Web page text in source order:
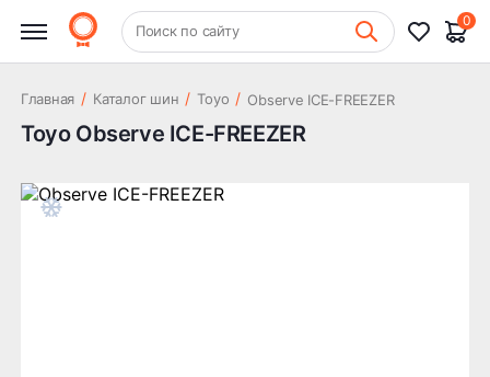
+7 (831) 261-35-35 Шиномонтаж
Поиск по сайту
0
Главная / Каталог шин / Toyo / Observe ICE-FREEZER
Toyo Observe ICE-FREEZER